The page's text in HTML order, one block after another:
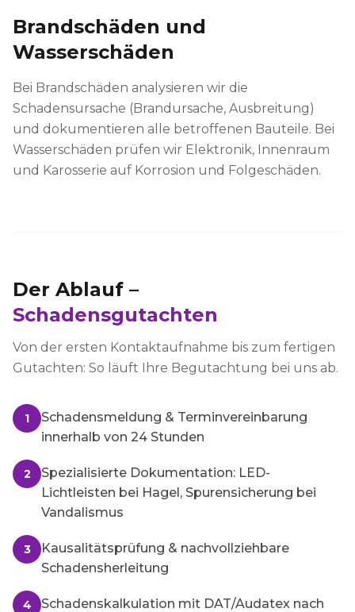
Brandschäden und
Wasserschäden
Bei Brandschäden analysieren wir die
Schadensursache (Brandursache, Ausbreitung)
und dokumentieren alle betroffenen Bauteile. Bei
Wasserschäden prüfen wir Elektronik, Innenraum
und Karosserie auf Korrosion und Folgeschäden.
Der Ablauf –
Schadensgutachten
Von der ersten Kontaktaufnahme bis zum fertigen
Gutachten: So läuft Ihre Begutachtung bei uns ab.
1
Schadensmeldung & Terminvereinbarung
innerhalb von 24 Stunden
2
Spezialisierte Dokumentation: LED-
Lichtleisten bei Hagel, Spurensicherung bei
Vandalismus
3
Kausalitätsprüfung & nachvollziehbare
Schadensherleitung
4 Schadenskalkulation mit DAT/Audatex nach